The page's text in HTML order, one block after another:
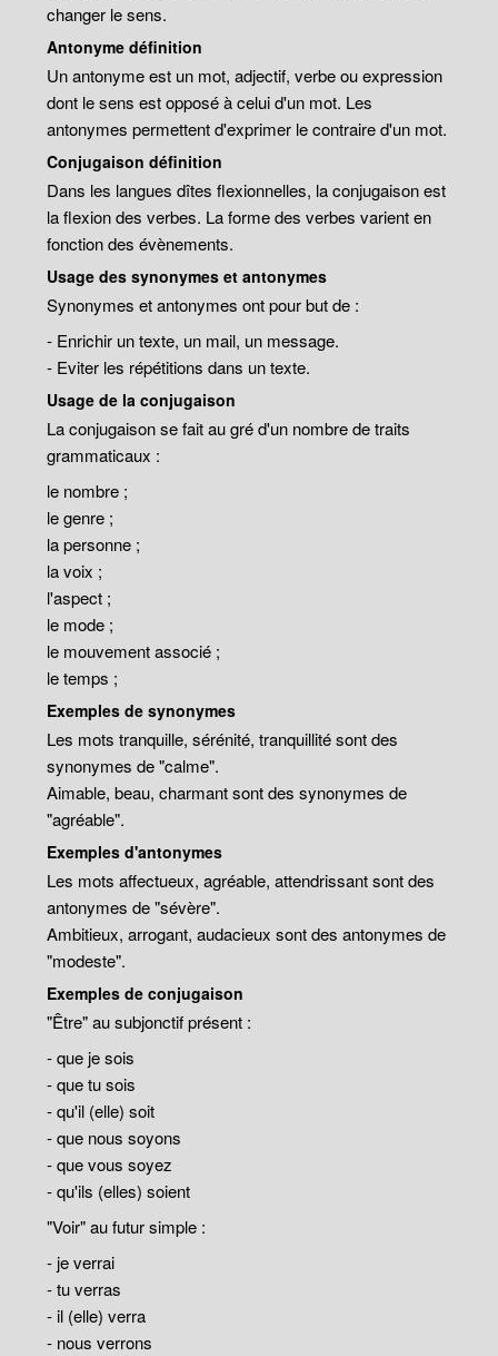
changer le sens.
Antonyme définition
Un antonyme est un mot, adjectif, verbe ou expression
dont le sens est opposé à celui d'un mot. Les
antonymes permettent d'exprimer le contraire d'un mot.
Conjugaison définition
Dans les langues dîtes flexionnelles, la conjugaison est
la flexion des verbes. La forme des verbes varient en
fonction des évènements.
Usage des synonymes et antonymes
Synonymes et antonymes ont pour but de :
- Enrichir un texte, un mail, un message.
- Eviter les répétitions dans un texte.
Usage de la conjugaison
La conjugaison se fait au gré d'un nombre de traits
grammaticaux :
le nombre ;
le genre ;
la personne ;
la voix ;
l'aspect ;
le mode ;
le mouvement associé ;
le temps ;
Exemples de synonymes
Les mots tranquille, sérénité, tranquillité sont des
synonymes de "calme".
Aimable, beau, charmant sont des synonymes de
"agréable".
Exemples d'antonymes
Les mots affectueux, agréable, attendrissant sont des
antonymes de "sévère".
Ambitieux, arrogant, audacieux sont des antonymes de
"modeste".
Exemples de conjugaison
"Être" au subjonctif présent :
- que je sois
- que tu sois
- qu'il (elle) soit
- que nous soyons
- que vous soyez
- qu'ils (elles) soient
"Voir" au futur simple :
- je verrai
- tu verras
- il (elle) verra
- nous verrons